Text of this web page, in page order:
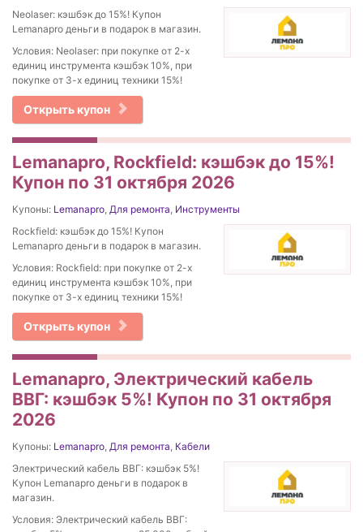
Neolaser: кэшбэк до 15%! Купон
Lemanapro деньги в подарок в магазин.
Условия: Neolaser: при покупке от 2-х
единиц инструмента кэшбэк 10%, при
покупке от 3-х единиц техники 15%!
Открыть купон
Lemanapro, Rockfield: кэшбэк до 15%!
Купон по 31 октября 2026
Купоны: Lemanapro, Для ремонта, Инструменты
Rockfield: кэшбэк до 15%! Купон
Lemanapro деньги в подарок в магазин.
Условия: Rockfield: при покупке от 2-х
единиц инструмента кэшбэк 10%, при
покупке от 3-х единиц техники 15%!
Открыть купон
Lemanapro, Электрический кабель
ВВГ: кэшбэк 5%! Купон по 31 октября
2026
Купоны: Lemanapro, Для ремонта, Кабели
Электрический кабель ВВГ: кэшбэк 5%!
Купон Lemanapro деньги в подарок в
магазин.
Условия: Электрический кабель ВВГ: